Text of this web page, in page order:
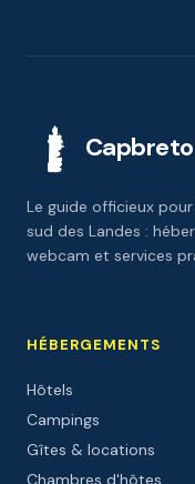
Le guide officieux
sud des Landes :
webcam et services
HÉBERGEMENTS
Hôtels
Campings
Gîtes & locations
Chambres d'hôtes